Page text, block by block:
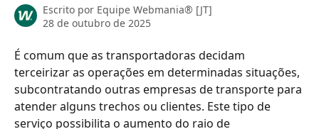
Escrito por Equipe Webmania® [JT]
28 de outubro de 2025
É comum que as transportadoras decidam
terceirizar as operações em determinadas situações,
subcontratando outras empresas de transporte para
atender alguns trechos ou clientes. Este tipo de
serviço possibilita o aumento do raio de